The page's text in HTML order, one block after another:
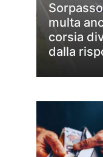
multa
corsia
dalla